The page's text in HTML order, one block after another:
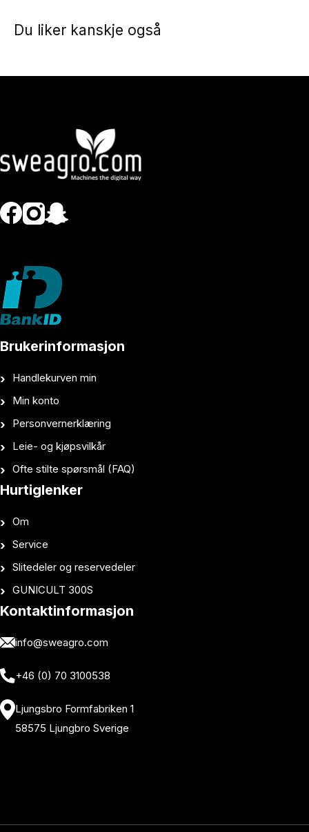
Du liker kanskje også
Brukerinformasjon
Handlekurven min
Min konto
Personvernerklæring
Leie- og kjøpsvilkår
Ofte stilte spørsmål (FAQ)
Hurtiglenker
Om
Service
Slitedeler og reservedeler
GUNICULT 300S
Kontaktinformasjon
info@sweagro.com
+46 (0) 70 3100538
Ljungsbro Formfabriken 1
58575 Ljungbro Sverige